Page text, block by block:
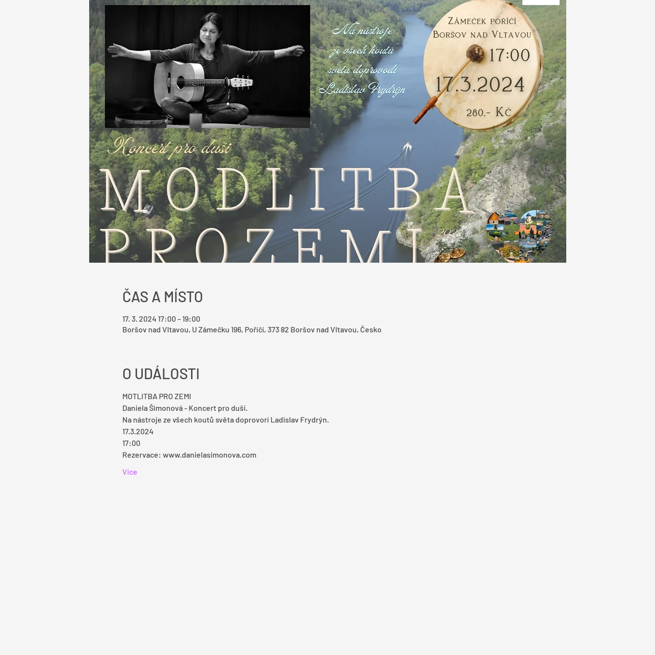
ČAS A MÍSTO
17. 3. 2024 17:00 – 19:00
Boršov nad Vltavou, U Zámečku 196, Poříčí, 373 82 Boršov nad Vltavou, Česko
O UDÁLOSTI
MOTLITBA PRO ZEMI
Daniela Šimonová - Koncert pro duši.
Na nástroje ze všech koutů světa doprovorí Ladislav Frydrýn.
17.3.2024
17:00
Rezervace: www.danielasimonova.com
Více